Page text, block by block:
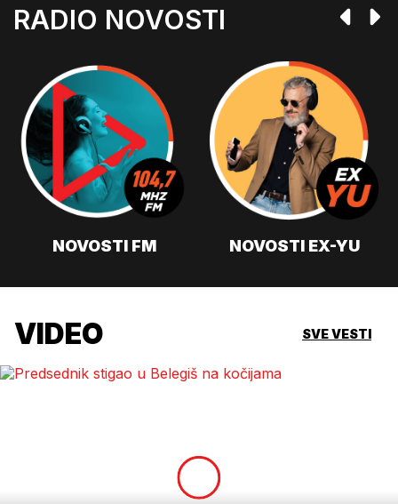
RADIO NOVOSTI
NOVOSTI FM NOVOSTI EX-YU
VIDEO SVE VESTI